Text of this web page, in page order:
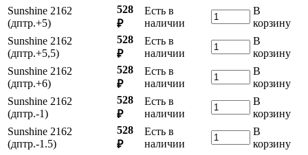
Sunshine 2162
(дптр.+5)
528
₽
Есть в
наличии
В
корзину
Sunshine 2162
(дптр.+5,5)
528
₽
Есть в
наличии
В
корзину
Sunshine 2162
(дптр.+6)
528
₽
Есть в
наличии
В
корзину
Sunshine 2162
(дптр.-1)
528
₽
Есть в
наличии
В
корзину
Sunshine 2162
(дптр.-1.5)
528
₽
Есть в
наличии
В
корзину